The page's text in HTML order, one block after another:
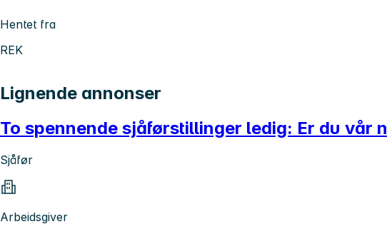
Hentet fra
REK
Lignende annonser
To spennende sjåførstillinger ledig: Er du vår
Sjåfør
Arbeidsgiver